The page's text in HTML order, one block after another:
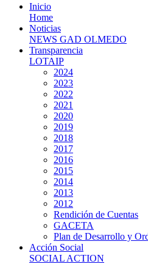
Inicio
Home
Noticias
NEWS GAD OLMEDO
Transparencia
LOTAIP
2024
2023
2022
2021
2020
2019
2018
2017
2016
2015
2014
2013
2012
Rendición de Cuentas
GACETA
Plan de Desarrollo y
Acción Social
SOCIAL ACTION